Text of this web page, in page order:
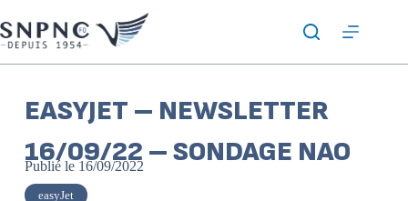
EASYJET – NEWSLETTER
16/09/22 – SONDAGE NAO
Publié le 16/09/2022
easyJet